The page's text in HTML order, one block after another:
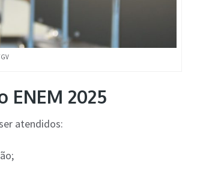
ENEM 2025
atendidos: